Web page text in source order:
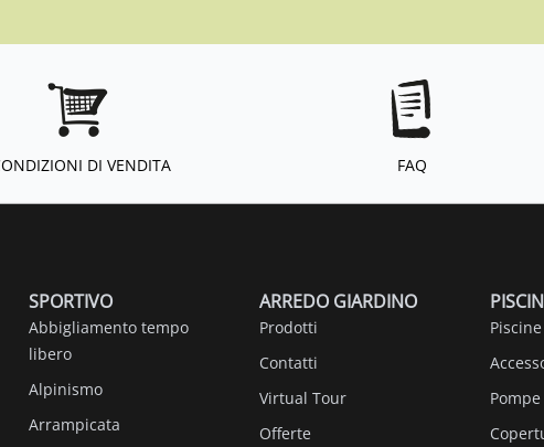
DI VENDITA FAQ
SPORTIVO
Abbigliamento tempo
libero
Alpinismo
Arrampicata
ARREDO GIARDINO
Prodotti
Contatti
Virtual Tour
Offerte
Piscine
Pompe